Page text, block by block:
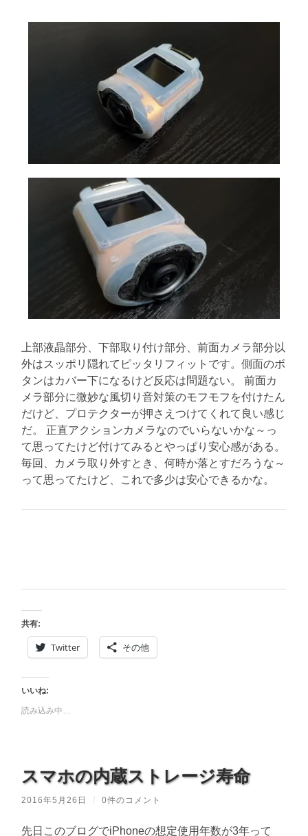
上部液晶部分、下部取り付け部分、前面カメラ部分以
外はスッポリ隠れてピッタリフィットです。側面のボ
タンはカバー下になるけど反応は問題ない。 前面カ
メラ部分に微妙な風切り音対策のモフモフを付けたん
だけど、プロテクターが押さえつけてくれて良い感じ
だ。 正直アクションカメラなのでいらないかな～っ
て思ってたけど付けてみるとやっぱり安心感がある。
毎回、カメラ取り外すとき、何時か落とすだろうな～
って思ってたけど、これで多少は安心できるかな。
共有:
Twitter その他
いいね:
読み込み中…
スマホの内蔵ストレージ寿命
2016年5月26日 / 0件のコメント
先日このブログでiPhoneの想定使用年数が3年って